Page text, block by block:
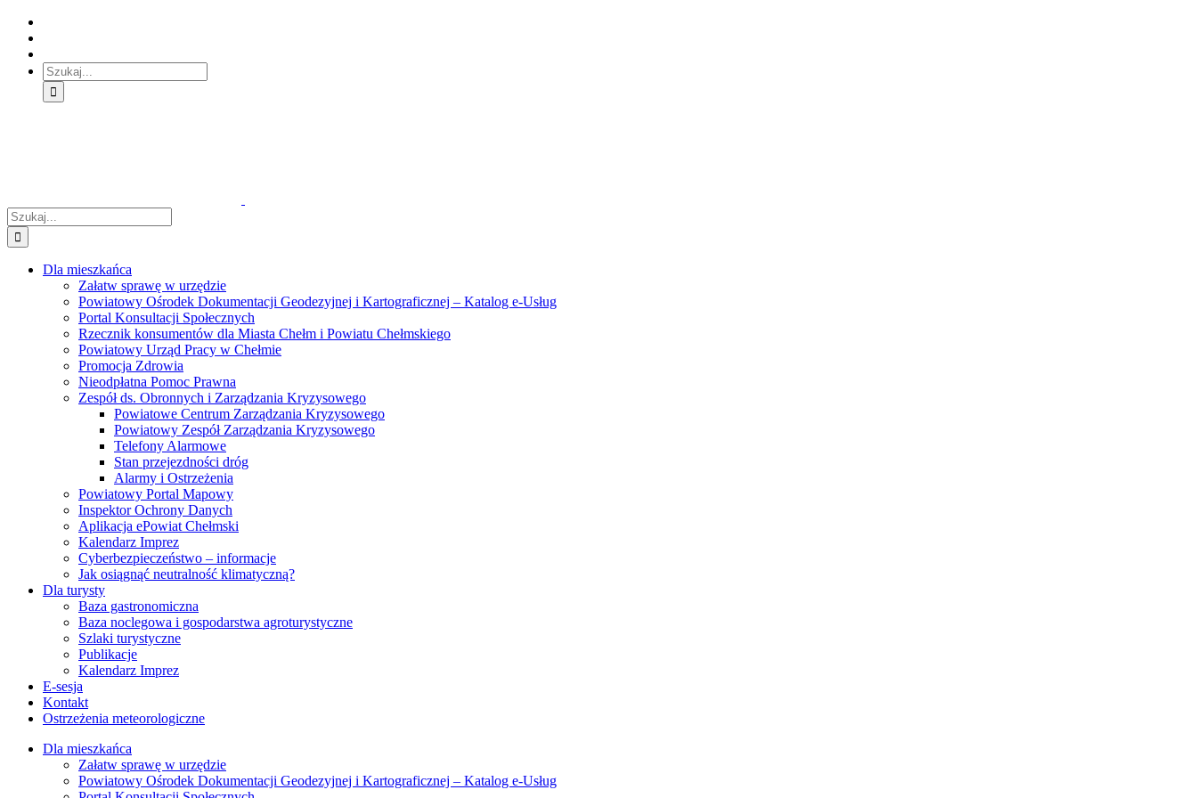
Skip
Treść
główna
Skip
Menu
główne
Skip
Menu
dodatkowe
Szukaj
Szukaj
Dla mieszkańca
Załatw sprawę w urzędzie
Powiatowy Ośrodek Dokumentacji Geodezyjnej i Kartograficznej – Katalog e-Usług
Portal Konsultacji Społecznych
Rzecznik konsumentów dla Miasta Chełm i Powiatu Chełmskiego
Powiatowy Urząd Pracy w Chełmie
Promocja Zdrowia
Nieodpłatna Pomoc Prawna
Zespół ds. Obronnych i Zarządzania Kryzysowego
Powiatowe Centrum Zarządzania Kryzysowego
Powiatowy Zespół Zarządzania Kryzysowego
Telefony Alarmowe
Stan przejezdności dróg
Alarmy i Ostrzeżenia
Powiatowy Portal Mapowy
Inspektor Ochrony Danych
Aplikacja ePowiat Chełmski
Kalendarz Imprez
Cyberbezpieczeństwo – informacje
Jak osiągnąć neutralność klimatyczną?
Dla turysty
Baza gastronomiczna
Baza noclegowa i gospodarstwa agroturystyczne
Szlaki turystyczne
Publikacje
Kalendarz Imprez
E-sesja
Kontakt
Ostrzeżenia meteorologiczne
Dla mieszkańca
Załatw sprawę w urzędzie
Powiatowy Ośrodek Dokumentacji Geodezyjnej i Kartograficznej – Katalog e-Usług